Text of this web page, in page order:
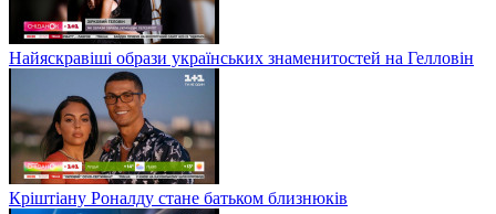
Найяскравіші образи українських знаменитостей на Гелловін
Кріштіану Роналду стане батьком близнюків